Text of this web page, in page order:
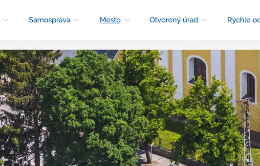
Samospráva Mesto Otvorený úrad Rýchle